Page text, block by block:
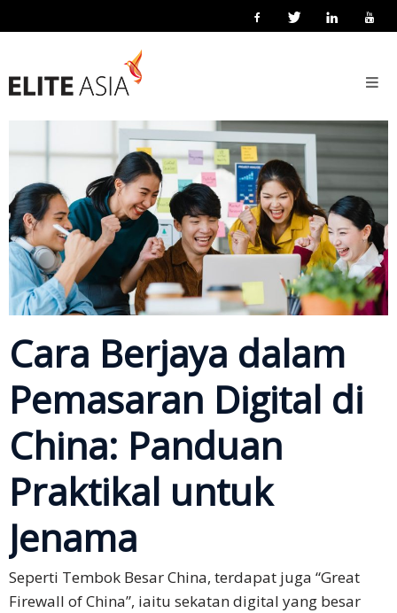
28 Julai 2025 Posted by Marketing
Cara Berjaya dalam
Pemasaran Digital di
China: Panduan
Praktikal untuk
Jenama
Seperti Tembok Besar China, terdapat juga “Great
Firewall of China”, iaitu sekatan digital yang besar
MS
Utama
Tentang
Elite
Asia
Aktiviti
Syarikat
Penyelesaian
Utama
Perbincangan
Perniagaan
Persidangan
Perniagaan
Bahasa